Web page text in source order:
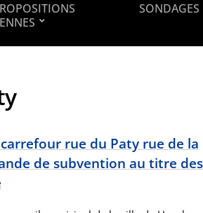
SONDAGES
rue du Paty rue de la
de subvention au titre des